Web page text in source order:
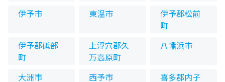
伊予市 東温市
伊予郡松前
町
伊予郡砥部
町
上浮穴郡久
万高原町
八幡浜市
大洲市 西予市
喜多郡内子